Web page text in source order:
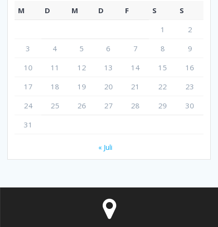
M D M D F S
S
1
2
3
4 5 6 7 8
9
10
11 12 13 14 15
16
17
18 19 20 21 22
23
24
25 26 27 28 29
30
31
« Juli